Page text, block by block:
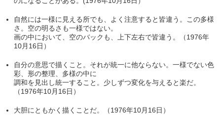
自然には一様に見える所でも、よく注意すると皆違う。この多様
さ。空の明るさも一様ではない。
画の中において、空のバックも、上下左右で皆違う。（1976年
10月16日）
自分の意思で描くこと。それが統一に他ならない。一様でない色
彩、形の整理、多様の中に
調和を見出し統一すること。少しずつ変化を与えると楽だ。
（1976年10月16日）
大胆にともかく描くことだ。（1976年10月16日）